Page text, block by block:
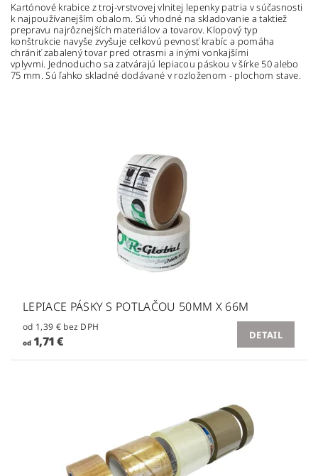
Kartónové krabice z troj-vrstvovej vlnitej lepenky patria v súčasnosti
k najpoužívanejším obalom. Sú vhodné na skladovanie a taktiež
prepravu najrôznejších materiálov a tovarov. Klopový typ
konštrukcie navyše zvyšuje celkovú pevnosť krabíc a pomáha
chrániť zabalený tovar pred otrasmi a inými vonkajšími
vplyvmi. Jednoducho sa zatvárajú lepiacou páskou v šírke 50 alebo
75 mm. Sú ľahko skladné dodávané v rozloženom - plochom stave.
LEPIACE PÁSKY S POTLAČOU 50MM X 66M
od 1,39 € bez DPH
od1,71 € DETAIL